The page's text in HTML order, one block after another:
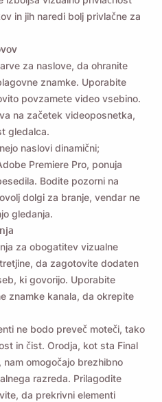
in jih naredi bolj privlačne za
za naslove, da ohranite
znamke. Uporabite
povzamete video vsebino.
na začetek videoposnetka,
gledalca.
naslovi dinamični;
Premiere Pro, ponuja
Bodite pozorni na
dolgi za branje, vendar ne
gledanja.
za obogatitev vizualne
da zagotovite dodaten
ki govorijo. Uporabite
znamke kanala, da okrepite
ne bodo preveč moteči, tako
in čist. Orodja, kot sta Final
nam omogočajo brezhibno
razreda. Prilagodite
da prekrivni elementi
ali Windows PC.
strinjate z našimpravilnikom o